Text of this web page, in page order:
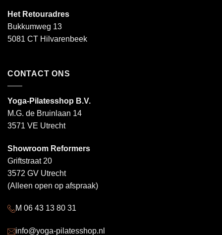
Het Retouradres
Bukkumweg 13
5081 CT Hilvarenbeek
CONTACT ONS
Yoga-Pilatesshop B.V.
M.G. de Bruinlaan 14
3571 VE Utrecht
Showroom Reformers
Griftstraat 20
3572 GV Utrecht
(Alleen open op afspraak)
M 06 43 13 80 31
info@yoga-pilatesshop.nl